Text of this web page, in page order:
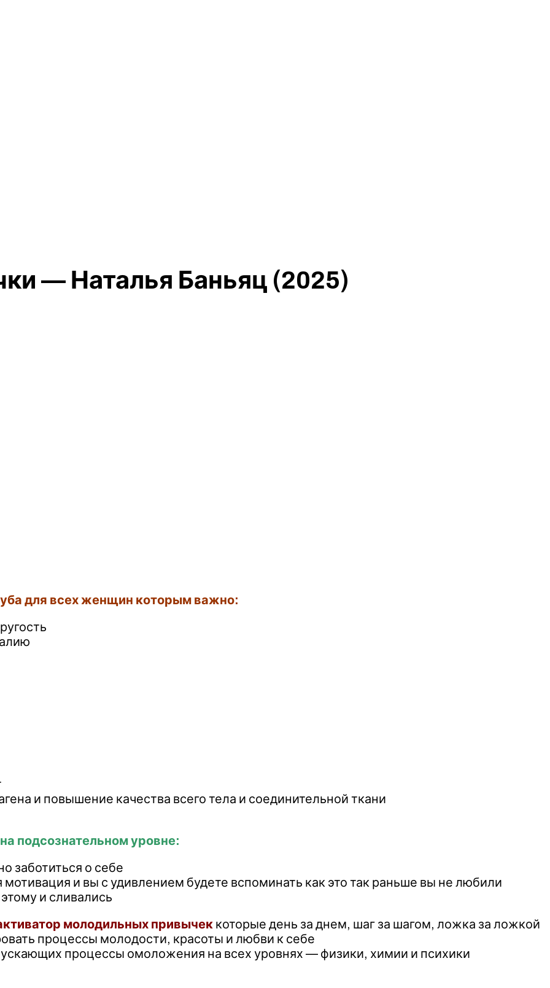
— Наталья Баньяц (2025)
для всех женщин которым важно:
и повышение качества всего тела и соединительной ткани
подсознательном уровне:
заботиться о себе
и вы с удивлением будете вспоминать как это так раньше вы не любили
и сливались
молодильных привычек которые день за днем, шаг за шагом, ложка за ложкой
процессы молодости, красоты и любви к себе
процессы омоложения на всех уровнях — физики, химии и психики